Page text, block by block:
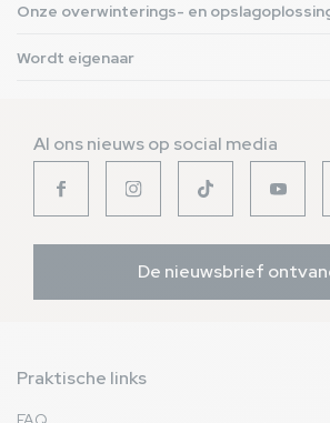
Onze overwinterings- en
Wordt eigenaar
Al ons nieuws op social media
De nieuwsbrief
Praktische links